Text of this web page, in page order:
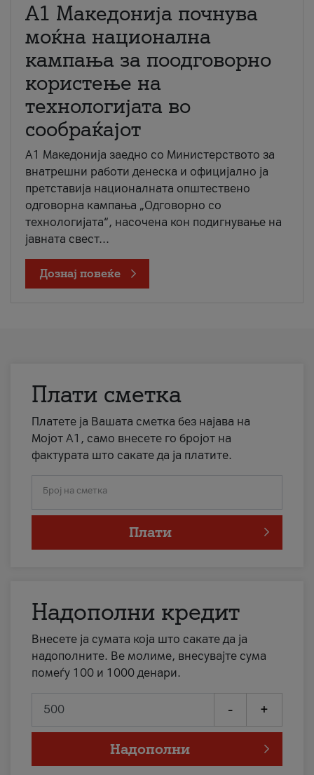
A1 Македонија почнува
моќна национална
кампања за поодговорно
користење на
технологијата во
сообраќајот
A1 Македонија заедно со Министерството за
внатрешни работи денеска и официјално ја
претставија националната општествено
одговорна кампања „Одговорно со
технологијата“, насочена кон подигнување на
јавната свест...
Дознај повеќе
Плати сметка
Платете ја Вашата сметка без најава на
Мојот А1, само внесете го бројот на
фактурата што сакате да ја платите.
Број на сметка
Плати
Надополни кредит
Внесете ја сумата која што сакате да ја
надополните. Ве молиме, внесувајте сума
помеѓу 100 и 1000 денари.
- +
Надополни